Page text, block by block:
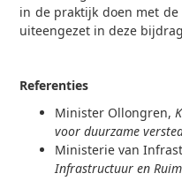
in de praktijk doen met de
uiteengezet in deze
Referenties
Minister Ollongren,
voor duurzame
Ministerie van
Infrastructuur en